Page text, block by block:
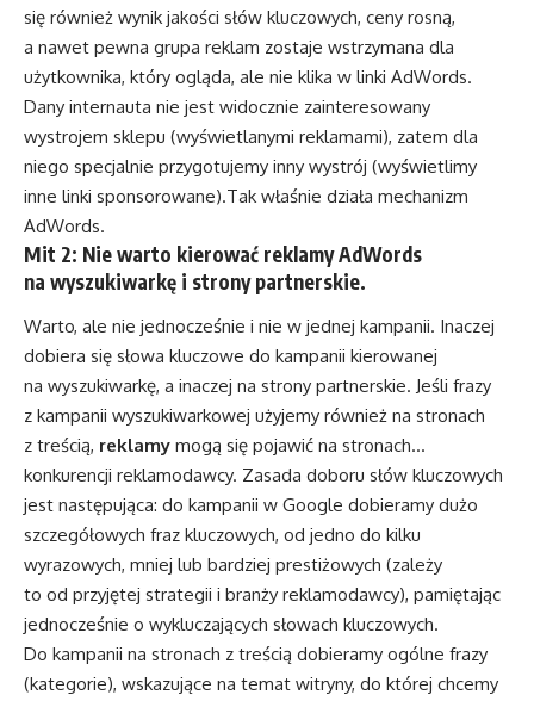
się również wynik jakości słów kluczowych, ceny rosną,
a nawet pewna grupa reklam zostaje wstrzymana dla
użytkownika, który ogląda, ale nie klika w linki AdWords.
Dany internauta nie jest widocznie zainteresowany
wystrojem sklepu (wyświetlanymi reklamami), zatem dla
niego specjalnie przygotujemy inny wystrój (wyświetlimy
inne linki sponsorowane).Tak właśnie działa mechanizm
AdWords.
Mit 2: Nie warto kierować reklamy AdWords
na wyszukiwarkę i strony partnerskie.
Warto, ale nie jednocześnie i nie w jednej kampanii. Inaczej
dobiera się słowa kluczowe do kampanii kierowanej
na wyszukiwarkę, a inaczej na strony partnerskie. Jeśli frazy
z kampanii wyszukiwarkowej użyjemy również na stronach
z treścią, reklamy mogą się pojawić na stronach…
konkurencji reklamodawcy. Zasada doboru słów kluczowych
jest następująca: do kampanii w Google dobieramy dużo
szczegółowych fraz kluczowych, od jedno do kilku
wyrazowych, mniej lub bardziej prestiżowych (zależy
to od przyjętej strategii i branży reklamodawcy), pamiętając
jednocześnie o wykluczających słowach kluczowych.
Do kampanii na stronach z treścią dobieramy ogólne frazy
(kategorie), wskazujące na temat witryny, do której chcemy